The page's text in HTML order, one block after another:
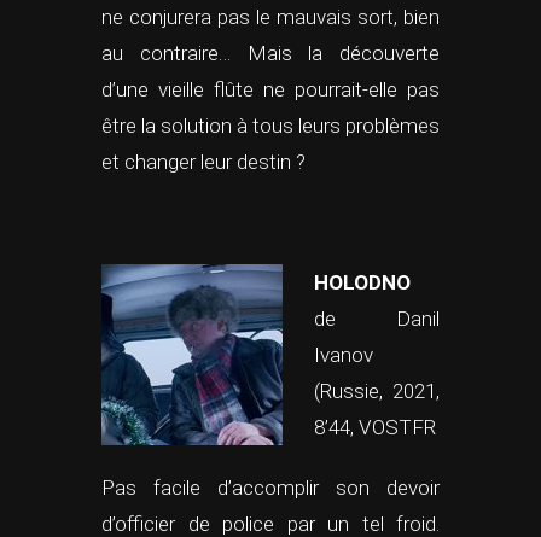
ne conjurera pas le mauvais sort, bien
au contraire… Mais la découverte
d’une vieille flûte ne pourrait-elle pas
être la solution à tous leurs problèmes
et changer leur destin ?
HOLODNO
de Danil
Ivanov
(Russie, 2021,
8’44, VOSTFR
Pas facile d’accomplir son devoir
d’officier de police par un tel froid.